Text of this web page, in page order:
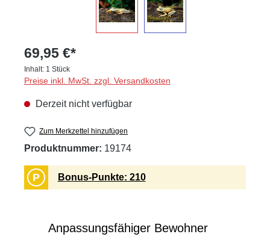
69,95 €*
Inhalt: 1 Stück
Preise inkl. MwSt. zzgl. Versandkosten
Derzeit nicht verfügbar
Zum Merkzettel hinzufügen
Produktnummer: 19174
P Bonus-Punkte: 210
Anpassungsfähiger Bewohner